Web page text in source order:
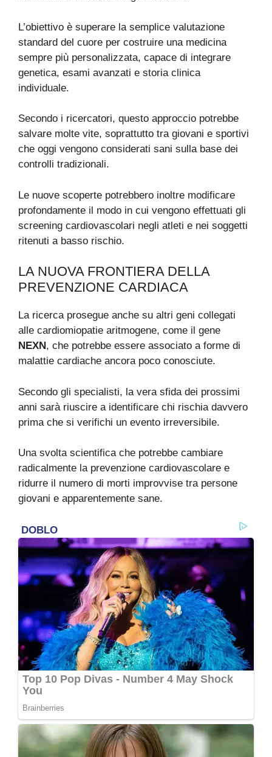
L’obiettivo è superare la semplice valutazione
standard del cuore per costruire una medicina
sempre più personalizzata, capace di integrare
genetica, esami avanzati e storia clinica
individuale.
Secondo i ricercatori, questo approccio potrebbe
salvare molte vite, soprattutto tra giovani e sportivi
che oggi vengono considerati sani sulla base dei
controlli tradizionali.
Le nuove scoperte potrebbero inoltre modificare
profondamente il modo in cui vengono effettuati gli
screening cardiovascolari negli atleti e nei soggetti
ritenuti a basso rischio.
LA NUOVA FRONTIERA DELLA
PREVENZIONE CARDIACA
La ricerca prosegue anche su altri geni collegati
alle cardiomiopatie aritmogene, come il gene
NEXN , che potrebbe essere associato a forme di
malattie cardiache ancora poco conosciute.
Secondo gli specialisti, la vera sfida dei prossimi
anni sarà riuscire a identificare chi rischia davvero
prima che si verifichi un evento irreversibile.
Una svolta scientifica che potrebbe cambiare
radicalmente la prevenzione cardiovascolare e
ridurre il numero di morti improvvise tra persone
giovani e apparentemente sane.